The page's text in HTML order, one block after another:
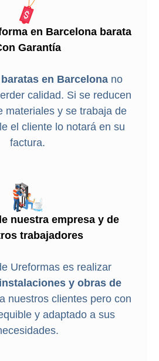
en Barcelona barata
Garantía
en Barcelonano
calidad. Si se reducen
materiales y se trabaja de
el cliente lo notará en su
factura.
nuestra empresa y de
trabajadores
Ureformas es realizar
instalaciones y obras de
nuestros clientes pero con
y adaptado a sus